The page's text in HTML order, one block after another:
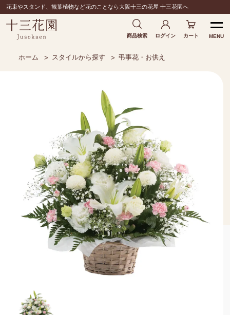
花束やスタンド、観葉植物など花のことなら大阪十三の花屋 十三花園へ
商品検索 ログイン カート MENU
ホーム スタイルから探す 弔事花・お供え